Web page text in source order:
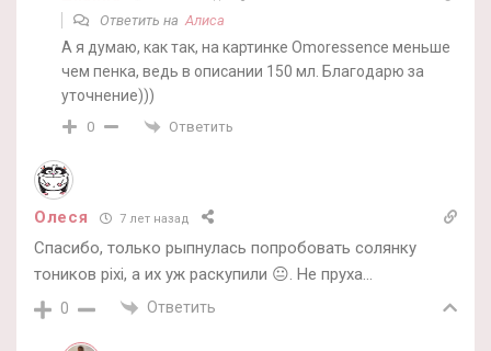
Ответить на Алиса
А я думаю, как так, на картинке Omoressence меньше
чем пенка, ведь в описании 150 мл. Благодарю за
уточнение)))
0 Ответить
Олеся 7 лет назад
Спасибо, только рыпнулась попробовать солянку
тоников pixi, а их уж раскупили 😐. Не пруха…
0 Ответить